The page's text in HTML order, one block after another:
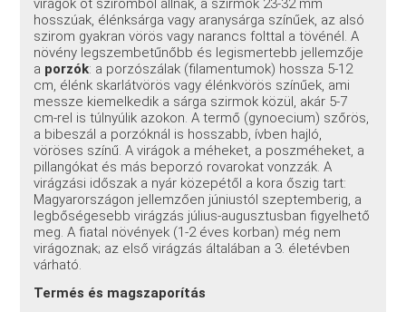
virágok öt sziromból állnak, a szirmok 23-32 mm
hosszúak, élénksárga vagy aranysárga színűek, az alsó
szirom gyakran vörös vagy narancs folttal a tövénél. A
növény legszembetűnőbb és legismertebb jellemzője
a porzók: a porzószálak (filamentumok) hossza 5-12
cm, élénk skarlátvörös vagy élénkvörös színűek, ami
messze kiemelkedik a sárga szirmok közül, akár 5-7
cm-rel is túlnyúlik azokon. A termő (gynoecium) szőrös,
a bibeszál a porzóknál is hosszabb, ívben hajló,
vöröses színű. A virágok a méheket, a poszméheket, a
pillangókat és más beporzó rovarokat vonzzák. A
virágzási időszak a nyár közepétől a kora őszig tart:
Magyarországon jellemzően júniustól szeptemberig, a
legbőségesebb virágzás július-augusztusban figyelhető
meg. A fiatal növények (1-2 éves korban) még nem
virágoznak; az első virágzás általában a 3. életévben
várható.
Termés és magszaporítás